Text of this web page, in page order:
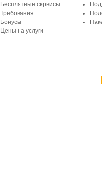
Бесплатные сервисы
Требования
Бонусы
Цены на услуги